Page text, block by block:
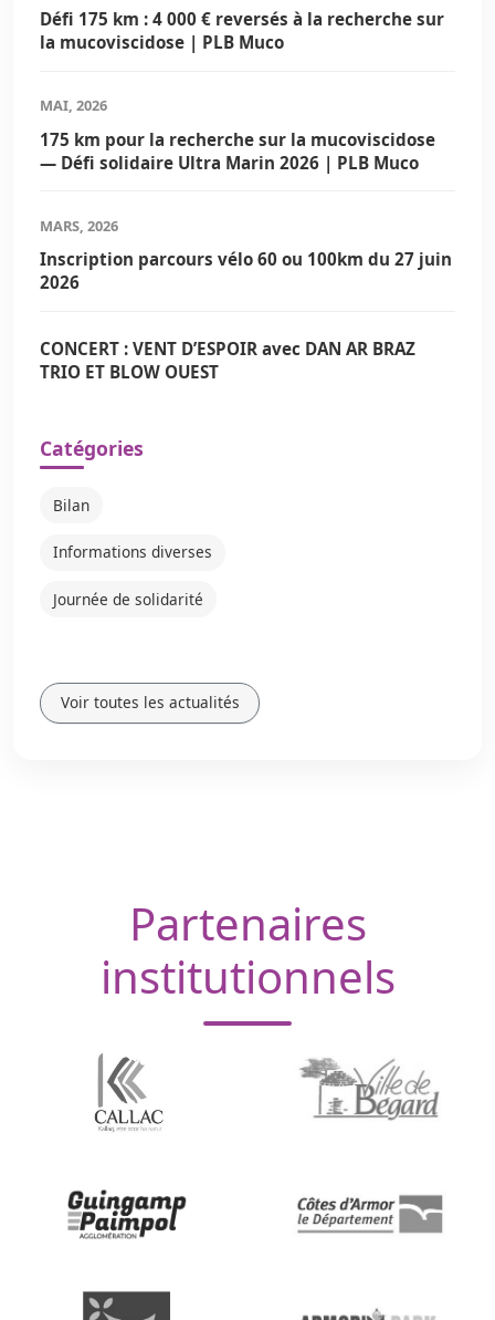
Défi 175 km : 4 000 € reversés à la recherche sur
la mucoviscidose | PLB Muco
MAI, 2026
175 km pour la recherche sur la mucoviscidose
— Défi solidaire Ultra Marin 2026 | PLB Muco
MARS, 2026
Inscription parcours vélo 60 ou 100km du 27 juin
2026
CONCERT : VENT D’ESPOIR avec DAN AR BRAZ
TRIO ET BLOW OUEST
Catégories
Bilan
Informations diverses
Journée de solidarité
Voir toutes les actualités
Partenaires
institutionnels